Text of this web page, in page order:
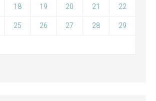
18 19 20 21 22
25 26 27 28 29